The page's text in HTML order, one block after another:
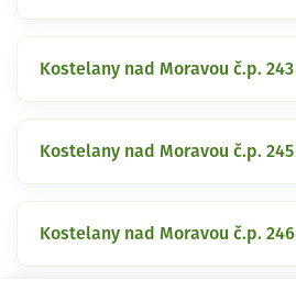
Kostelany nad Moravou č.p. 243
Kostelany nad Moravou č.p. 245
Kostelany nad Moravou č.p. 246